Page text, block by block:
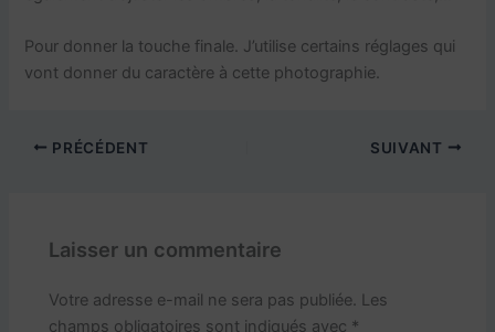
Pour donner la touche finale. J’utilise certains réglages qui
vont donner du caractère à cette photographie.
PRÉCÉDENT SUIVANT
Laisser un commentaire
Votre adresse e-mail ne sera pas publiée. Les
champs obligatoires sont indiqués avec *